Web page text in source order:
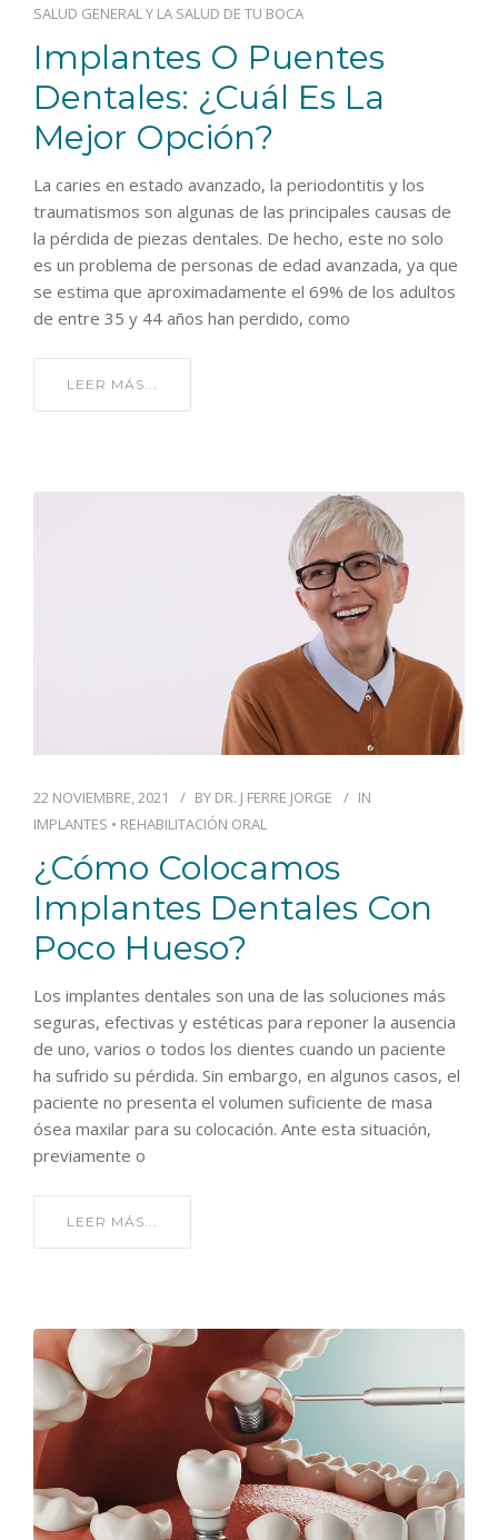
SALUD GENERAL Y LA SALUD DE TU BOCA
Implantes O Puentes
Dentales: ¿cuál Es La
Mejor Opción?
La caries en estado avanzado, la periodontitis y los
traumatismos son algunas de las principales causas de
la pérdida de piezas dentales. De hecho, este no solo
es un problema de personas de edad avanzada, ya que
se estima que aproximadamente el 69% de los adultos
de entre 35 y 44 años han perdido, como
LEER MÁS...
22 NOVIEMBRE, 2021 BY DR. J FERRE JORGE
IN
IMPLANTES • REHABILITACIÓN ORAL
¿Cómo Colocamos
Implantes Dentales Con
Poco Hueso?
Los implantes dentales son una de las soluciones más
seguras, efectivas y estéticas para reponer la ausencia
de uno, varios o todos los dientes cuando un paciente
ha sufrido su pérdida. Sin embargo, en algunos casos, el
paciente no presenta el volumen suficiente de masa
ósea maxilar para su colocación. Ante esta situación,
previamente o
LEER MÁS...